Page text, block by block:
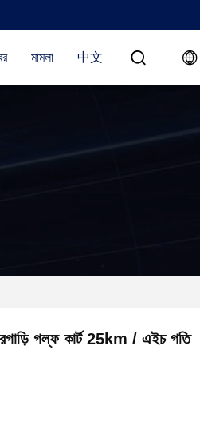
মামলা 中文
গল্ফ কার্ট 25km / এইচ গতি